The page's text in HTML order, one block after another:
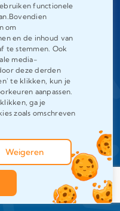
functionele
om
en de inhoud van
te stemmen. Ook
media-
deze derden
te klikken, kun je
aanpassen.
ga je
zoals omschreven
Weigeren
sociale
de juiste
feedback